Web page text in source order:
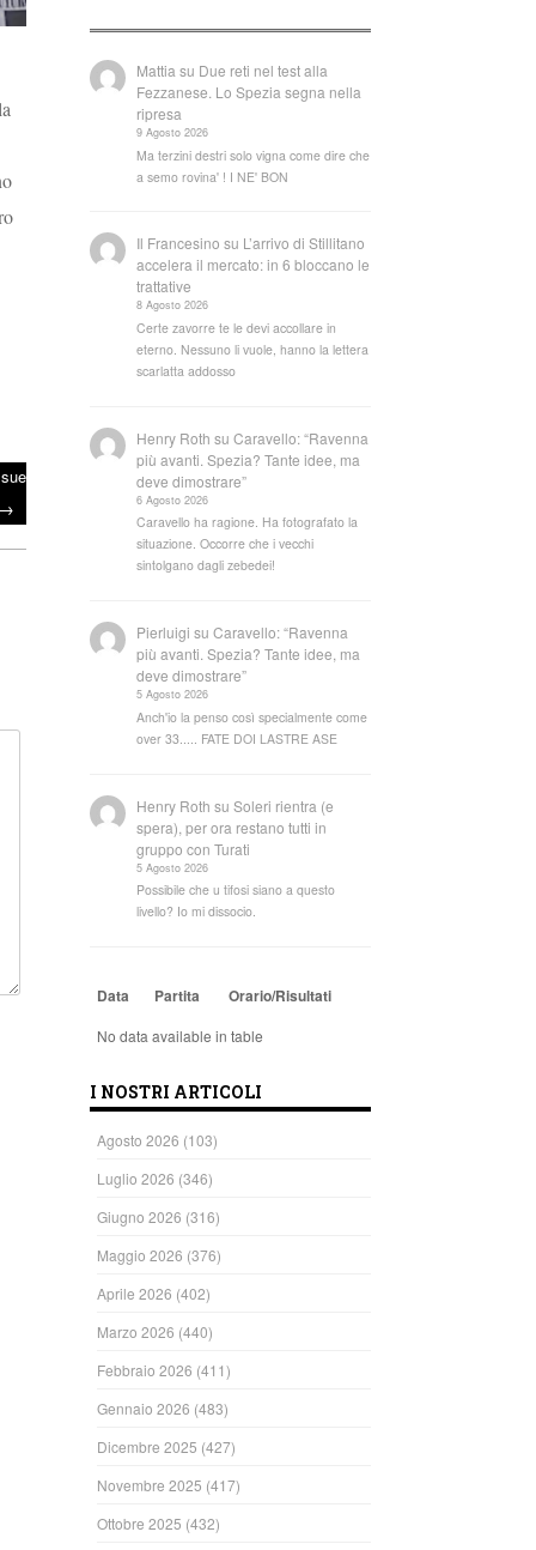
→
Mattia su Due reti nel test alla
Fezzanese. Lo Spezia segna nella
ripresa
9 Agosto 2026
Ma terzini destri solo vigna come dire che
a semo rovina' ! I NE' BON
Il Francesino su L’arrivo di Stillitano
accelera il mercato: in 6 bloccano le
trattative
8 Agosto 2026
Certe zavorre te le devi accollare in
eterno. Nessuno li vuole, hanno la lettera
scarlatta addosso
Henry Roth suCaravello: “Ravenna
più avanti. Spezia? Tante idee, ma
deve dimostrare”
6 Agosto 2026
Caravello ha ragione. Ha fotografato la
situazione. Occorre che i vecchi
sintolgano dagli zebedei!
Pierluigi suCaravello: “Ravenna
più avanti. Spezia? Tante idee, ma
deve dimostrare”
5 Agosto 2026
Anch'io la penso così specialmente come
over 33..... FATE DOI LASTRE ASE
Henry Roth suSoleri rientra (e
spera), per ora restano tutti in
gruppo con Turati
5 Agosto 2026
Possibile che u tifosi siano a questo
livello? Io mi dissocio.
Data Partita Orario/Risultati
No data available in table
I NOSTRI ARTICOLI
Agosto 2026 (103)
Luglio 2026 (346)
Giugno 2026 (316)
Maggio 2026 (376)
Aprile 2026 (402)
Marzo 2026 (440)
Febbraio 2026 (411)
Gennaio 2026 (483)
Dicembre 2025 (427)
Novembre 2025 (417)
Ottobre 2025 (432)